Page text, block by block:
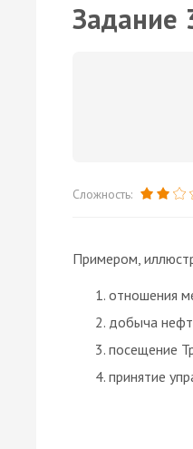
Задание
Сложность:
Примером,
отношения
добыча
посещение
принятие